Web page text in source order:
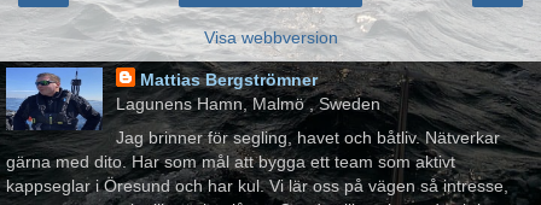
Visa webbversion
Mattias Bergströmner
Lagunens Hamn, Malmö , Sweden
Jag brinner för segling, havet och båtliv. Nätverkar
gärna med dito. Har som mål att bygga ett team som aktivt
kappseglar i Öresund och har kul. Vi lär oss på vägen så intresse,